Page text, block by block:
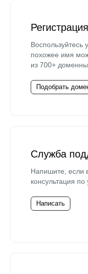
похожее имя
из 700+
Подобрать
Служба
Напишите, если
консультация по
Написать